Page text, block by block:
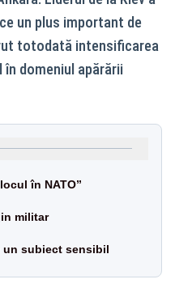
un plus important de
totodată intensificarea
domeniul apărării
în NATO”
militar
un subiect sensibil